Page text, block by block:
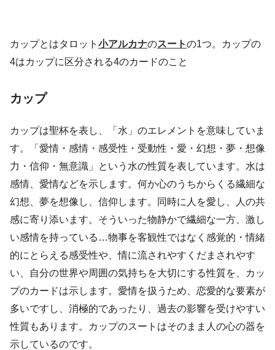
カップとはタロット 小アルカナのスートの1つ。カップの
4はカップに区分される4のカードのこと
カップ
カップは聖杯を表し、「水」のエレメントを意味していま
す。「愛情・感情・感受性・受動性・愛・幻想・夢・想像
力・信仰・無意識」という水の性質を表しています。水は
感情、愛情などを示します。何か心のうちからくる繊細な
幻想、夢を想像し、信仰します。同時に人を愛し、人の共
感に寄り添います。そういった物静かで繊細な一方、激し
い感情を持っている…物事を客観性ではなく感覚的・情緒
的にとらえる感受性や、情に流されやすくだまされやす
い、自分の世界や周囲の気持ちを大切にする性質を、カッ
プのカードは示します。愛情を扱うため、恋愛的な要素が
多いですし、消極的であったり、過去の影響を受けやすい
性質もあります。カップのスートはそのまま人の心の器を
示しているのです。